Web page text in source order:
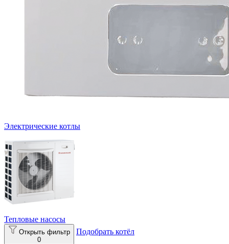
Электрические котлы
Тепловые насосы
Открыть фильтр
0
Подобрать котёл